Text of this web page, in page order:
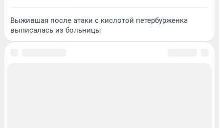
Выжившая после атаки с кислотой петербурженка
выписалась из больницы